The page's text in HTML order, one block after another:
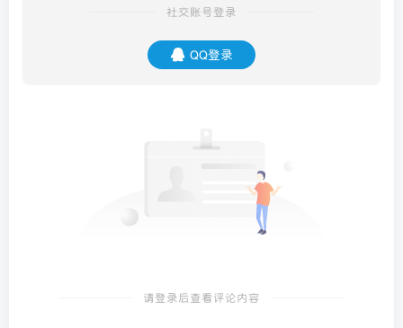
社交账号登录
QQ登录
请登录后查看评论内容